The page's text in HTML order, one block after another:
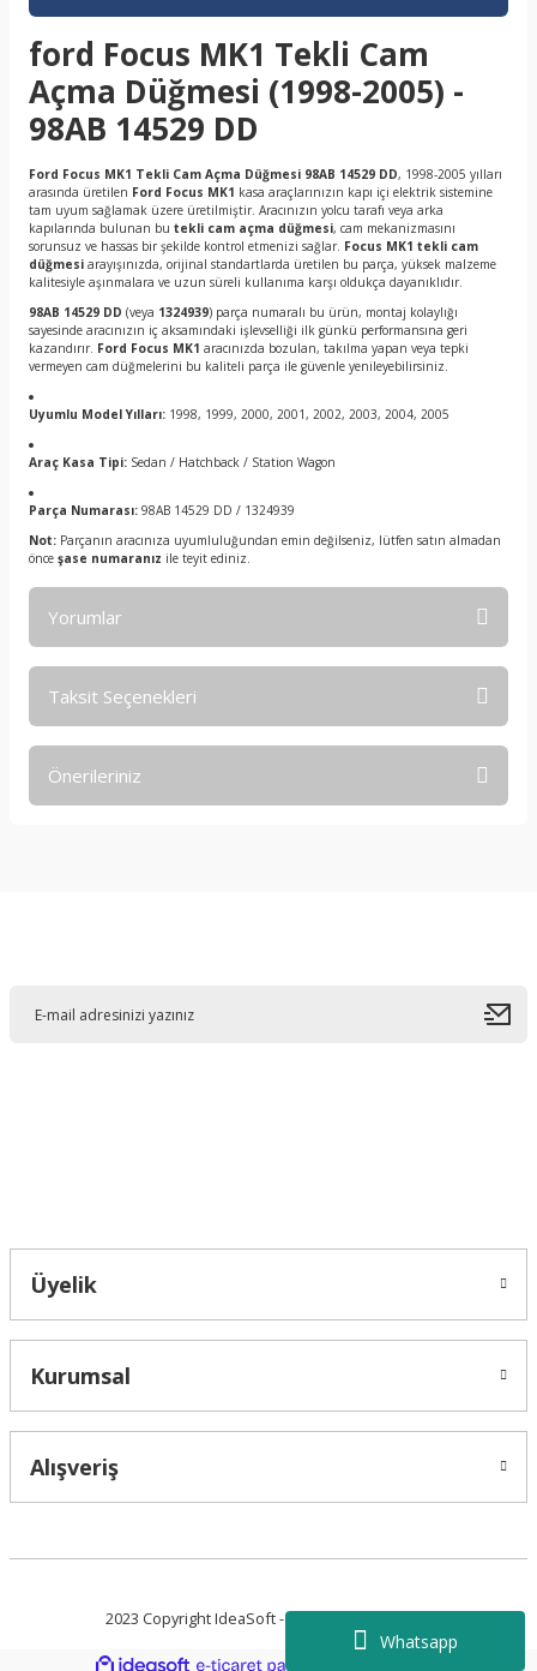
Whatsapp
ford Focus MK1 Tekli Cam
Açma Düğmesi (1998-2005) -
98AB 14529 DD
Ford Focus MK1 Tekli Cam Açma Düğmesi 98AB 14529 DD, 1998-2005 yılları
arasında üretilen Ford Focus MK1 kasa araçlarınızın kapı içi elektrik sistemine
tam uyum sağlamak üzere üretilmiştir. Aracınızın yolcu tarafı veya arka
kapılarında bulunan bu tekli cam açma düğmesi, cam mekanizmasını
sorunsuz ve hassas bir şekilde kontrol etmenizi sağlar. Focus MK1 tekli cam
düğmesi arayışınızda, orijinal standartlarda üretilen bu parça, yüksek malzeme
kalitesiyle aşınmalara ve uzun süreli kullanıma karşı oldukça dayanıklıdır.
98AB 14529 DD (veya 1324939) parça numaralı bu ürün, montaj kolaylığı
sayesinde aracınızın iç aksamındaki işlevselliği ilk günkü performansına geri
kazandırır. Ford Focus MK1 aracınızda bozulan, takılma yapan veya tepki
vermeyen cam düğmelerini bu kaliteli parça ile güvenle yenileyebilirsiniz.
Uyumlu Model Yılları: 1998, 1999, 2000, 2001, 2002, 2003, 2004, 2005
Araç Kasa Tipi: Sedan / Hatchback / Station Wagon
Parça Numarası: 98AB 14529 DD / 1324939
Not: Parçanın aracınıza uyumluluğundan emin değilseniz, lütfen satın almadan
önce şase numaranız ile teyit ediniz.
Yorumlar
Taksit Seçenekleri
Önerileriniz
Üyelik
Kurumsal
Alışveriş
2023 Copyright IdeaSoft - Tüm Hakları Saklıdır.
ideasoft